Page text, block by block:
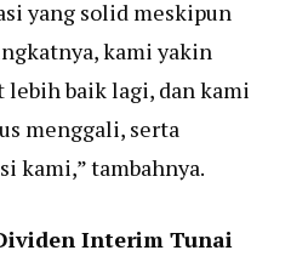
yang solid meskipun
kami yakin
lebih baik lagi, dan kami
menggali, serta
kami,” tambahnya.
Interim Tunai